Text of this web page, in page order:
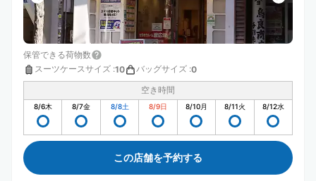
保管できる荷物数
スーツケースサイズ :10 バッグサイズ :0
空き時間
8/6木 8/7金 8/8土 8/9日 8/10月 8/11火 8/12水
この店舗を予約する